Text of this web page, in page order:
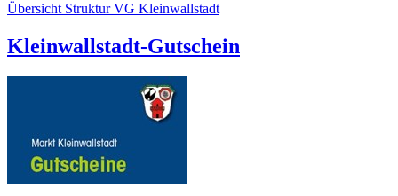
Übersicht Struktur VG Kleinwallstadt
Kleinwallstadt-Gutschein